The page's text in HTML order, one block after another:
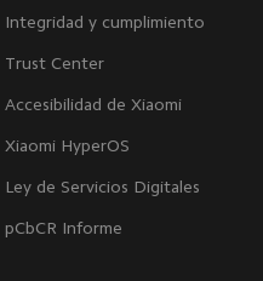
Integridad y cumplimiento
Trust Center
Accesibilidad de Xiaomi
Xiaomi HyperOS
Ley de Servicios Digitales
pCbCR Informe